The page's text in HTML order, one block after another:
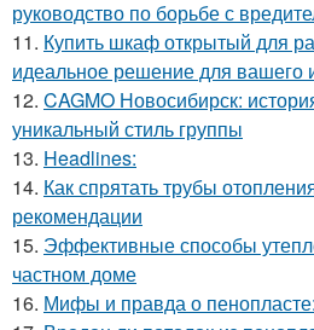
руководство по борьбе с
11. Купить шкаф открытый для
идеальное решение для вашего
12. CAGMO Новосибирск:
уникальный стиль группы
13. Headlines:
14. Как спрятать трубы
рекомендации
15. Эффективные способы
частном доме
16. Мифы и правда о